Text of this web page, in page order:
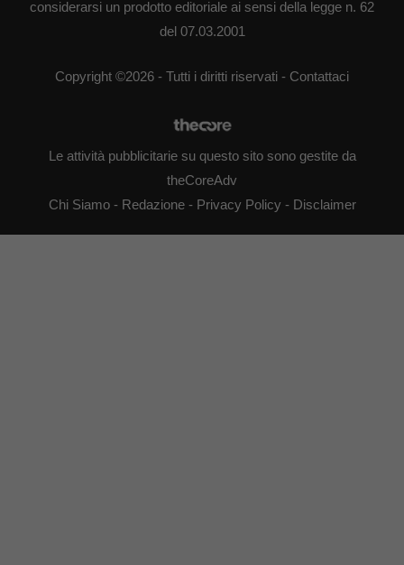
considerarsi un prodotto editoriale ai sensi della legge n. 62
del 07.03.2001
Copyright ©2026 - Tutti i diritti riservati - Contattaci
Le attività pubblicitarie su questo sito sono gestite da
theCoreAdv
Chi Siamo- Redazione- Privacy Policy - Disclaimer